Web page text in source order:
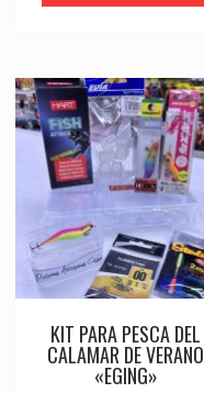
KIT PARA PESCA DEL
CALAMAR DE VERANO
«EGING»